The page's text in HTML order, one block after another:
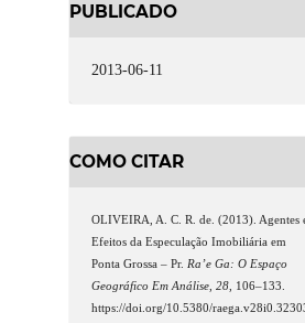
PUBLICADO
2013-06-11
COMO CITAR
OLIVEIRA, A. C. R. de. (2013). Agentes
Efeitos da Especulação Imobiliária em
Ponta Grossa – Pr. Ra’e Ga: O Espaço
Geográfico Em Análise ,28 , 106–133.
https://doi.org/10.5380/